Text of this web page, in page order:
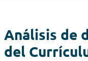
Análisis de
del